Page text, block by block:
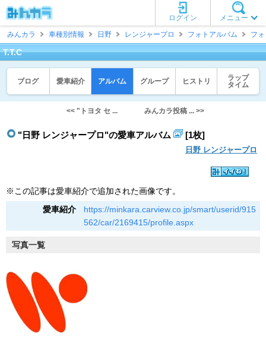
メニュー
ログイン
みんカラ
車種別情報 日野 レンジャープロ フォトアルバム フ
T.T.C
ブログ 愛車紹介 アルバム グループ ヒストリ
ラップ
タイム
<< "トヨタ セ ... みんカラ投稿 ... >>
"日野 レンジャープロ"の愛車アルバム [1枚]
日野 レンジャープロ
※この記事は愛車紹介で追加された画像です。
愛車紹介
https://minkara.carview.co.jp/smart/userid/915
562/car/2169415/profile.aspx
写真一覧